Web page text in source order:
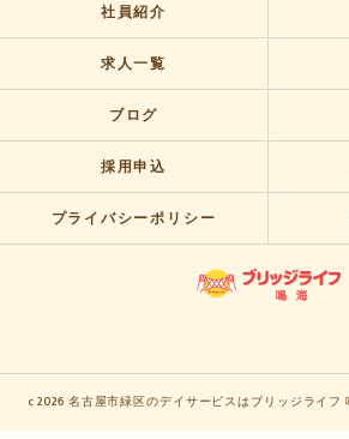
社員紹介
求人一覧
ブログ
採用申込
プライバシーポリシー
c 2026 名古屋市緑区のデイサービスはブリッジライフ